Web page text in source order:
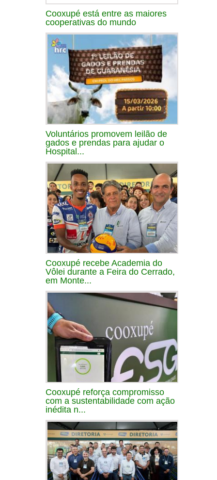
Cooxupé está entre as maiores
cooperativas do mundo
Voluntários promovem leilão de
gados e prendas para ajudar o
Hospital...
Cooxupé recebe Academia do
Vôlei durante a Feira do Cerrado,
em Monte...
Cooxupé reforça compromisso
com a sustentabilidade com ação
inédita n...